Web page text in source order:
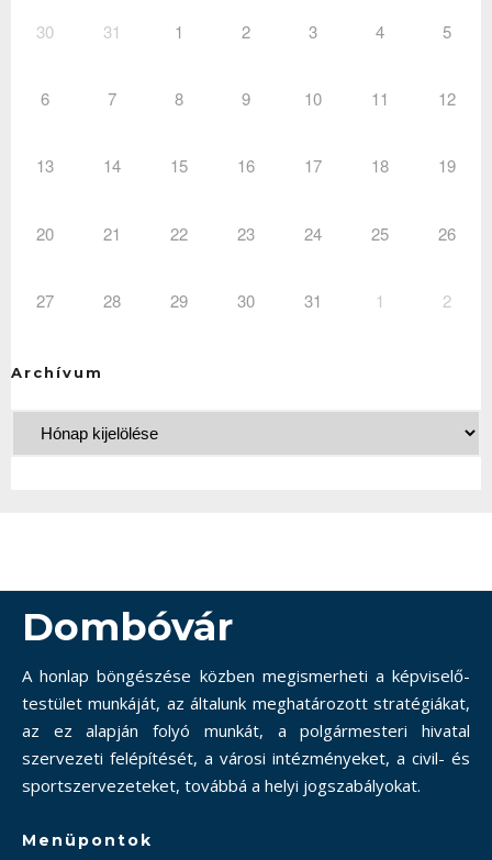
30 31 1 2 3 4 5
6 7 8 9 10 11 12
13 14 15 16 17 18 19
20 21 22 23 24 25 26
27 28 29 30 31 1 2
Archívum
Dombóvár
A honlap böngészése közben megismerheti a képviselő-
testület munkáját, az általunk meghatározott stratégiákat,
az ez alapján folyó munkát, a polgármesteri hivatal
szervezeti felépítését, a városi intézményeket, a civil- és
sportszervezeteket, továbbá a helyi jogszabályokat.
Menüpontok